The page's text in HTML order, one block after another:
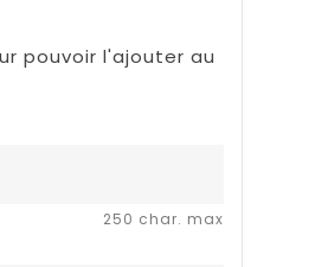
pouvoir l'ajouter au
250 char. max